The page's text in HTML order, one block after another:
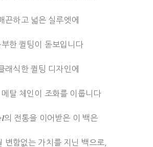
끈하고 넓은 실루엣에
부한 퀼팅이 돋보입니다
래식한 퀼팅 디자인에
메탈 체인이 조화를 이룹니다
의 전통을 이어받은 이 백은
변함없는 가치를 지닌 백으로,